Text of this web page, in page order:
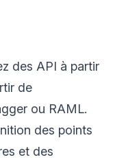
des API à partir
de
ou RAML.
des points
et des